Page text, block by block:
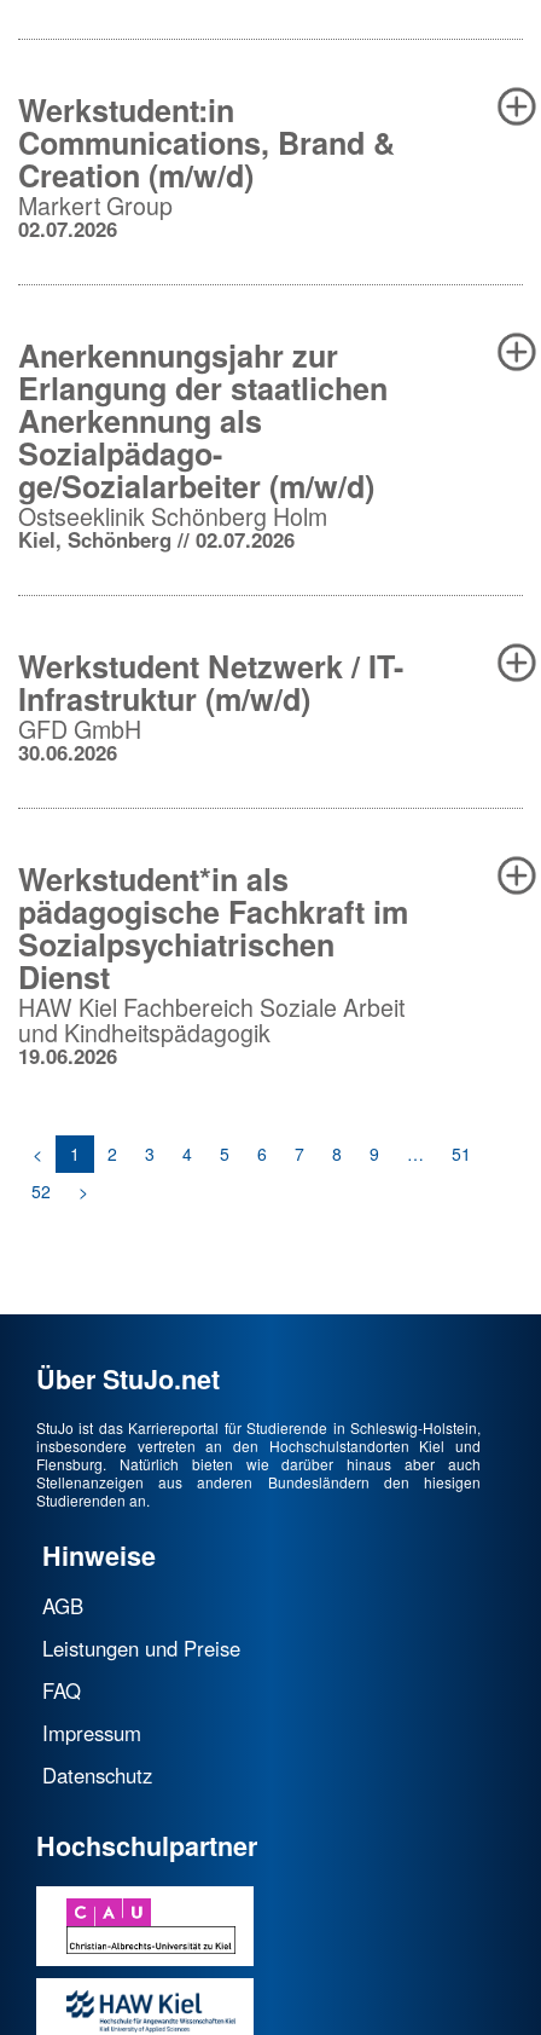
Werkstudent:in
Communications, Brand &
Creation (m/w/d)
Markert Group
02.07.2026
Anerkennungsjahr zur
Erlangung der staatlichen
Anerkennung als
Sozialpädago-
ge/Sozialarbeiter (m/w/d)
Ostseeklinik Schönberg Holm
Kiel, Schönberg // 02.07.2026
Werkstudent Netzwerk / IT-
Infrastruktur (m/w/d)
GFD GmbH
30.06.2026
Werkstudent*in als
pädagogische Fachkraft im
Sozialpsychiatrischen
Dienst
HAW Kiel Fachbereich Soziale Arbeit
und Kindheitspädagogik
19.06.2026
< 1 2 3 4 5 6 7 8 9 …
51
52
>
Über StuJo.net
StuJo ist das Karriereportal für Studierende in Schleswig-Holstein,
insbesondere vertreten an den Hochschulstandorten Kiel und
Flensburg. Natürlich bieten wie darüber hinaus aber auch
Stellenanzeigen aus anderen Bundesländern den hiesigen
Studierenden an.
Hinweise
AGB
Leistungen und Preise
FAQ
Impressum
Datenschutz
Hochschulpartner